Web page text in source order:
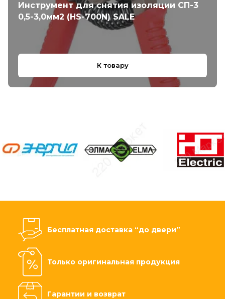
Инструмент для снятия изоляции СП-3
0,5-3,0мм2 (HS-700N) SALE
К товару
Бесплатная доставка “до двери”
Только оригинальная продукция
Гарантии и возврат